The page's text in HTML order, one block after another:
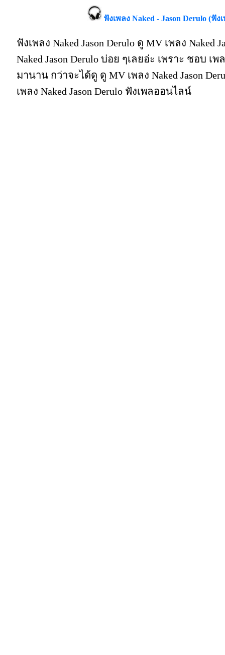
ฟังเพลง Naked - Jason Derulo (ฟัง
ฟังเพลง Naked Jason Derulo ดู MV เพลง Naked
Naked Jason Derulo บ่อย ๆเลยอ่ะ เพราะ ชอบ เพ
มานาน กว่าจะได้ดู ดู MV เพลง Naked Jason
เพลง Naked Jason Derulo ฟังเพลออนไลน์